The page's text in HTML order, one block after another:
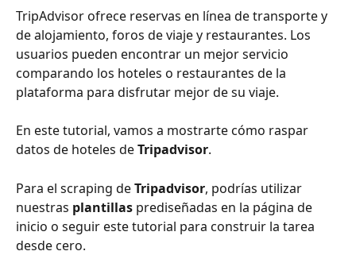
TripAdvisor ofrece reservas en línea de transporte y
de alojamiento, foros de viaje y restaurantes. Los
usuarios pueden encontrar un mejor servicio
comparando los hoteles o restaurantes de la
plataforma para disfrutar mejor de su viaje.
En este tutorial, vamos a mostrarte cómo raspar
datos de hoteles de Tripadvisor.
Para el scraping de Tripadvisor, podrías utilizar
nuestras plantillas prediseñadas en la página de
inicio o seguir este tutorial para construir la tarea
desde cero.